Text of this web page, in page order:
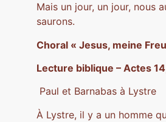
Mais un jour, un jour, nous
saurons.
Choral « Jesus, meine
Lecture biblique – Actes
Paul et Barnabas à Lystre
À Lystre, il y a un homme